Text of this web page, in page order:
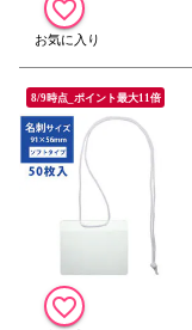
8/9時点_ポイント最大11倍